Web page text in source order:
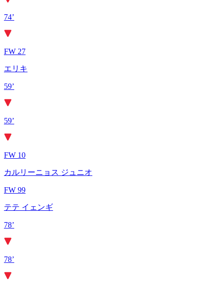
74’
FW 27
エリキ
59’
59’
FW 10
カルリーニョス ジュニオ
FW 99
テテ イェンギ
78’
78’